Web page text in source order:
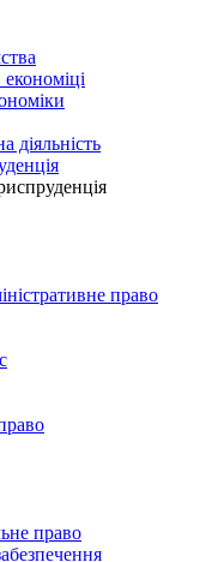
діяльність
право
право